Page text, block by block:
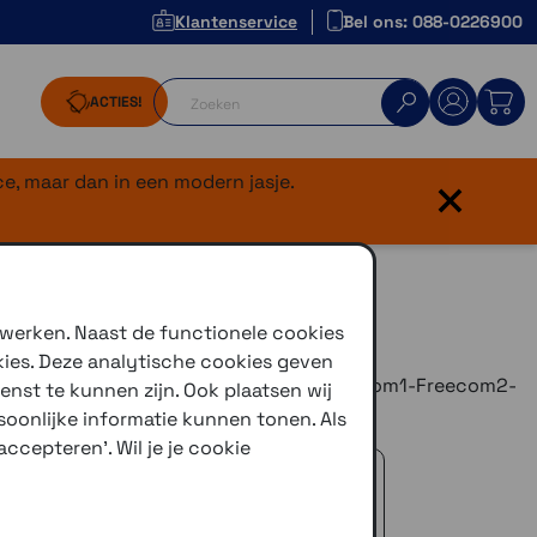
Klantenservice Bel ons: 088-0226900
ACTIES!
maar dan in een modern jasje.
×
Packtalk-Smartpack-SmartH-Freecom1-Freecom2-
Naast de functionele cookies
Deze analytische cookies geven
te kunnen zijn. Ook plaatsen wij
informatie kunnen tonen. Als
Wil je je cookie